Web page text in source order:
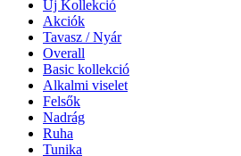
Új Kollekció
Akciók
Tavasz / Nyár
Overall
Basic kollekció
Alkalmi viselet
Felsők
Nadrág
Ruha
Tunika